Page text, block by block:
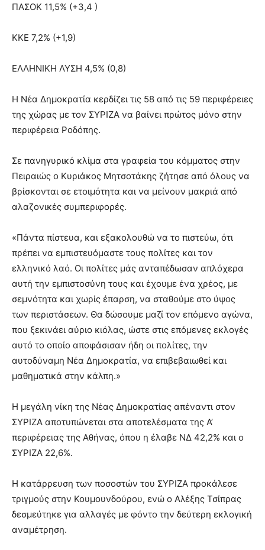
ΠΑΣΟΚ 11,5% (+3,4 )
ΚΚΕ 7,2% (+1,9)
ΕΛΛΗΝΙΚΗ ΛΥΣΗ 4,5% (0,8)
Η Νέα Δημοκρατία κερδίζει τις 58 από τις 59 περιφέρειες
της χώρας με τον ΣΥΡΙΖΑ να βαίνει πρώτος μόνο στην
περιφέρεια Ροδόπης.
Σε πανηγυρικό κλίμα στα γραφεία του κόμματος στην
Πειραιώς ο Κυριάκος Μητσοτάκης ζήτησε από όλους να
βρίσκονται σε ετοιμότητα και να μείνουν μακριά από
αλαζονικές συμπεριφορές.
«Πάντα πίστευα, και εξακολουθώ να το πιστεύω, ότι
πρέπει να εμπιστευόμαστε τους πολίτες και τον
ελληνικό λαό. Οι πολίτες μάς ανταπέδωσαν απλόχερα
αυτή την εμπιστοσύνη τους και έχουμε ένα χρέος, με
σεμνότητα και χωρίς έπαρση, να σταθούμε στο ύψος
των περιστάσεων. Θα δώσουμε μαζί τον επόμενο αγώνα,
που ξεκινάει αύριο κιόλας, ώστε στις επόμενες εκλογές
αυτό το οποίο αποφάσισαν ήδη οι πολίτες, την
αυτοδύναμη Νέα Δημοκρατία, να επιβεβαιωθεί και
μαθηματικά στην κάλπη.»
Η μεγάλη νίκη της Νέας Δημοκρατίας απέναντι στον
ΣΥΡΙΖΑ αποτυπώνεται στα αποτελέσματα της Α’
περιφέρειας της Αθήνας, όπου η έλαβε ΝΔ 42,2% και ο
ΣΥΡΙΖΑ 22,6%.
Η κατάρρευση των ποσοστών του ΣΥΡΙΖΑ προκάλεσε
τριγμούς στην Κουμουνδούρου, ενώ ο Αλέξης Τσίπρας
δεσμεύτηκε για αλλαγές με φόντο την δεύτερη εκλογική
αναμέτρηση.